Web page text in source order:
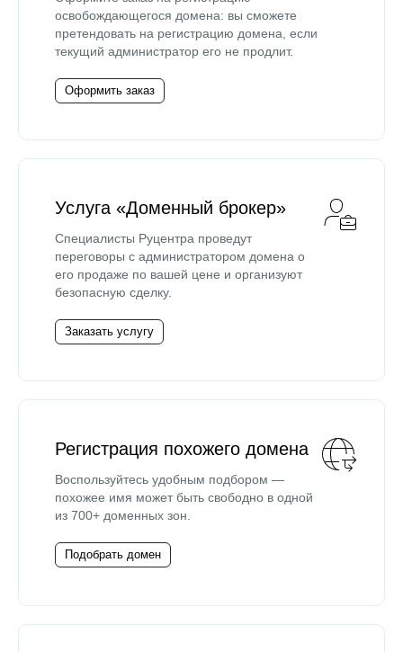
освобождающегося домена: вы сможете
претендовать на регистрацию домена, если
текущий администратор его не продлит.
Оформить заказ
Услуга «Доменный брокер»
Специалисты Руцентра проведут
переговоры с администратором домена о
его продаже по вашей цене и организуют
безопасную сделку.
Заказать услугу
Регистрация похожего домена
Воспользуйтесь удобным подбором —
похожее имя может быть свободно в одной
из 700+ доменных зон.
Подобрать домен